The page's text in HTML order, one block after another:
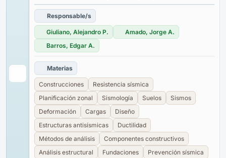
Responsable/s
Giuliano, Alejandro P.
Amado, Jorge A.
Barros, Edgar A.
Materias
Construcciones
Resistencia sísmica
Planificación zonal
Sismología Suelos
Sismos
Deformación
Cargas
Diseño
Estructuras antisísmicas
Ductilidad
Métodos de análisis
Componentes constructivos
Análisis estructural
Fundaciones
Prevención sísmica